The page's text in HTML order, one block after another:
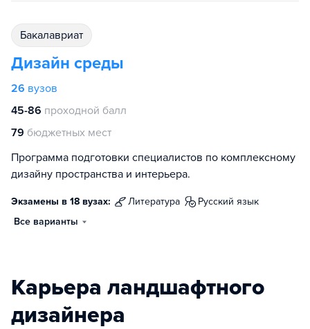
бакалавриат
Дизайн среды
26 вузов
45-86 проходной балл
79 бюджетных мест
Программа подготовки специалистов по комплексному
дизайну пространства и интерьера.
Экзамены в 18 вузах: литература
русский язык
Все варианты
Карьера ландшафтного
дизайнера